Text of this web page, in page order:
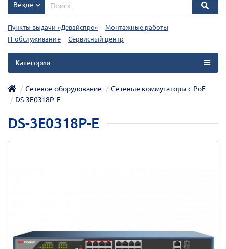
Везде
Пункты выдачи «Девайспро»
Монтажные работы
IT обслуживание
Сервисный центр
Категории
Сетевое оборудование
Сетевые коммутаторы с РоЕ
DS-3E0318P-E
DS-3E0318P-E